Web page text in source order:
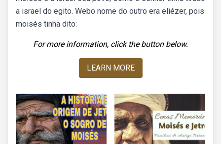
a israel do egito. Webo nome do outro era eliézer, pois
moisés tinha dito:
For more information, click the button below.
LEARN MORE